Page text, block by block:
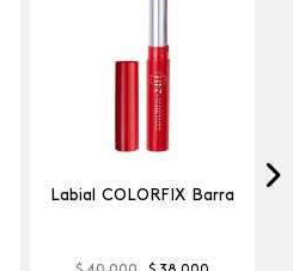
Labial COLORFIX Barra